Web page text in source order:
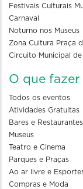
Festivais Culturais
Carnaval
Noturno nos Museus
Zona Cultura Praça
Circuito Municipal de
O que fazer
Todos os eventos
Atividades Gratuitas
Bares e Restaurantes
Museus
Teatro e Cinema
Parques e Praças
Ao ar livre e
Compras e Moda